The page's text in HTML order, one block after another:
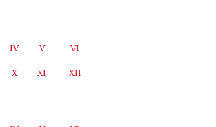
IV V VI
X XI XII